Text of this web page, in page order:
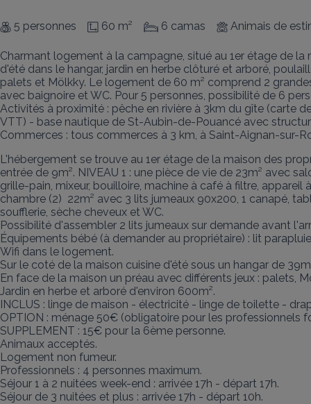
5 personnes 60 m² 6 camas Animais de
Charmant logement à la campagne, situé au 1er étage de
d'été dans le hangar, jardin en herbe clôturé et arboré,
palets et Mölkky. Le logement de 60 m² comprend 2
avec baignoire et WC. Pour 5 personnes, possibilité de 6
Activités à proximité : pêche en rivière à 3km du gîte (carte
VTT) - base nautique de St-Aubin-de-Pouancé avec
Commerces : tous commerces à 3 km, à Saint-Aignan-sur-
L'hébergement se trouve au 1er étage de la maison des
entrée de 9m². NIVEAU 1 : une pièce de vie de 23m² avec
grille-pain, mixeur, bouilloire, machine à café à filtre,
chambre (2)  22m² avec 3 lits jumeaux 90x200, 1 canapé,
soufflerie, sèche cheveux et WC.
Possibilité d'assembler 2 lits jumeaux sur demande avant
Équipements bébé (à demander au propriétaire) : lit
Wifi dans le logement.
Sur le coté de la maison cuisine d'été sous un hangar de
En face de la maison un préau avec différents jeux : palets,
Jardin en herbe et arboré d'environ 600m².
INCLUS : linge de maison - électricité - linge de toilette -
OPTION : ménage 50€ (obligatoire pour les professionnels
SUPPLEMENT : 15€ pour la 6ème personne.
Animaux acceptés.
Logement non fumeur.
Professionnels : 4 personnes maximum.
Séjour 1 à 2 nuitées week-end : arrivée 17h - départ 17h.
Séjour de 3 nuitées et plus : arrivée 17h - départ 10h.